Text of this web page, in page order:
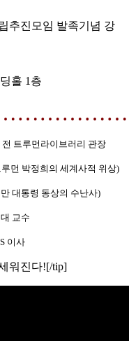
추진모임 발족기념 강
홀 1층
트루먼라이브러리 관장
먼 박정희의 세계사적 위상)
대통령 동상의 수난사)
교수
이사
워진다![/tip]